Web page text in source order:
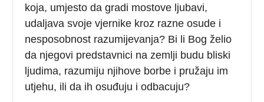
koja, umjesto da gradi mostove ljubavi,
udaljava svoje vjernike kroz razne osude i
nesposobnost razumijevanja? Bi li Bog želio
da njegovi predstavnici na zemlji budu bliski
ljudima, razumiju njihove borbe i pružaju im
utjehu, ili da ih osuđuju i odbacuju?